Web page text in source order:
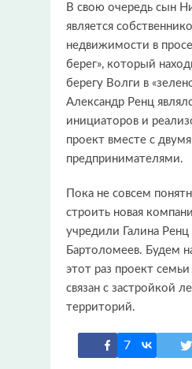
В свою очередь сын
является
недвижимости в
берег», который
берегу Волги в
Александр Ренц
инициаторов и
проект вместе с
предпринимателями.
Пока не совсем
строить новая
учредили Галина Ренц
Бартоломеев. Будем
этот раз проект
связан с застройкой
территорий.
7